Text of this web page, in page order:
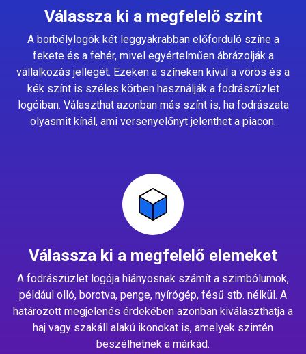
Válassza ki a megfelelő színt
A borbélylogók két leggyakrabban előforduló színe a
fekete és a fehér, mivel egyértelműen ábrázolják a
vállalkozás jellegét. Ezeken a színeken kívül a vörös és a
kék színt is széles körben használják a fodrászüzlet
logóiban. Választhat azonban más színt is, ha fodrászata
olyasmit kínál, ami versenyelőnyt jelenthet a piacon.
Válassza ki a megfelelő elemeket
A fodrászüzlet logója hiányosnak számít a szimbólumok,
például olló, borotva, penge, nyírógép, fésű stb. nélkül. A
határozott megjelenés érdekében azonban kiválaszthatja a
haj vagy szakáll alakú ikonokat is, amelyek szintén
beszélhetnek a márkád.